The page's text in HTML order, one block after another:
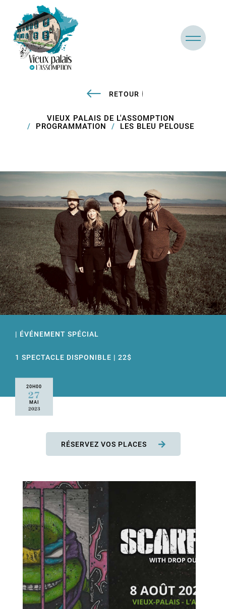
RETOUR
VIEUX PALAIS DE L'ASSOMPTION
PROGRAMMATION
LES BLEU PELOUSE
| ÉVÉNEMENT SPÉCIAL
1 SPECTACLE DISPONIBLE | 22$
20H00
27
MAI
2023
RÉSERVEZ VOS PLACES